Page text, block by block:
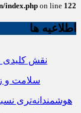
index.php on line 122
اطلاعیه ها
نقش کلیدی
سلامت و
هوشمندانه‌تری